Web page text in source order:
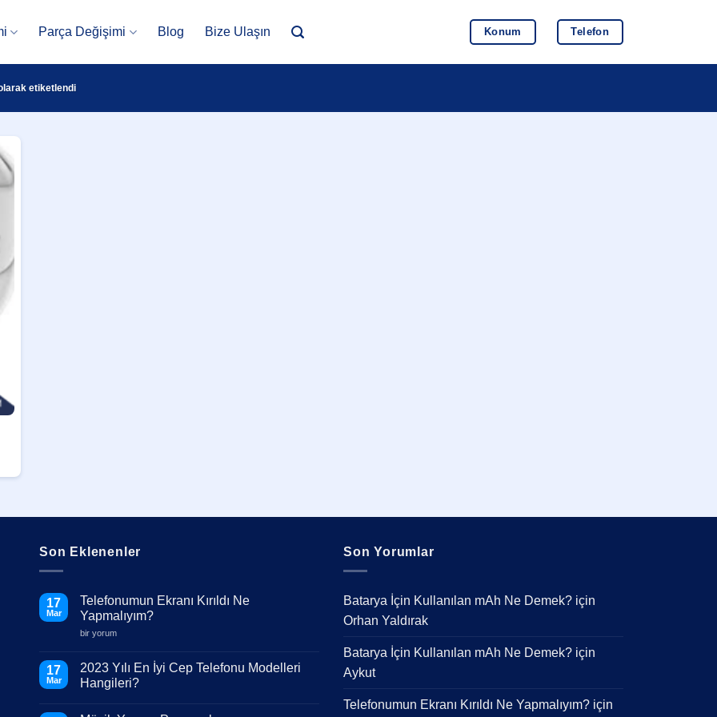
Parça Değişimi Blog Bize Ulaşın Konum Telefon
etiketlendi
Son Eklenenler
17
Mar
Telefonumun Ekranı Kırıldı Ne
Yapmalıyım?
Telefonumun
Ne
Yapmalıyım?
için
bir yorum
17
Mar
2023 Yılı En İyi Cep Telefonu Modelleri
Hangileri?
Son Yorumlar
Batarya İçin Kullanılan mAh Ne Demek? için
Orhan Yaldırak
Batarya İçin Kullanılan mAh Ne Demek? için
Aykut
Telefonumun Ekranı Kırıldı Ne Yapmalıyım? için